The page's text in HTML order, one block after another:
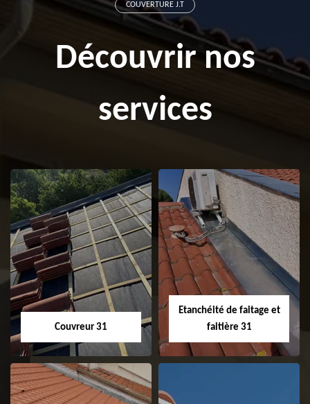
COUVERTURE J.T
Découvrir nos
services
Couvreur 31
Etanchéité de faitage et
faitière 31